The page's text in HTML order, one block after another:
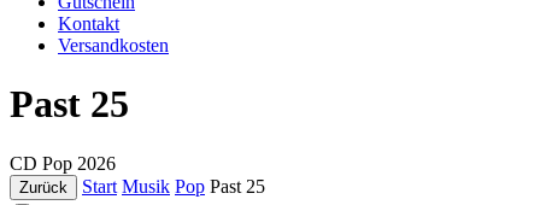
Kontakt
Versandkosten
Past 25
CD Pop 2026
Zurück Start Musik Pop Past 25